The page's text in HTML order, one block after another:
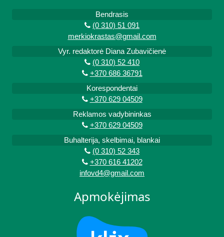
Bendrasis
(0 310) 51 091
merkiokrastas@gmail.com
Vyr. redaktorė Diana Zubavičienė
(0 310) 52 410
+370 686 36791
Korespondentai
+370 629 04509
Reklamos vadybininkas
+370 629 04509
Buhalterija, skelbimai, blankai
(0 310) 52 343
+370 616 41202
infovd4@gmail.com
Apmokėjimas